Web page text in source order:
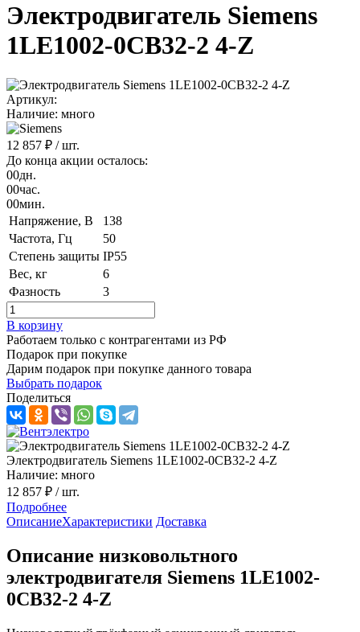
Электродвигатель Siemens
1LE1002-0CB32-2 4-Z
Артикул:
Наличие: много
12 857 ₽ / шт.
До конца акции осталось:
00дн.
00час.
00мин.
Напряжение, B
138
Частота, Гц
50
Степень защиты IP55
Вес, кг
6
Фазность
3
В корзину
Работаем только с контрагентами из РФ
Подарок при покупке
Дарим подарок при покупке данного товара
Выбрать подарок
Поделиться
Электродвигатель Siemens 1LE1002-0CB32-2 4-Z
Наличие: много
12 857 ₽ / шт.
Подробнее
ОписаниеХарактеристики Доставка
Описание низковольтного
электродвигателя Siemens 1LE1002-
0CB32-2 4-Z